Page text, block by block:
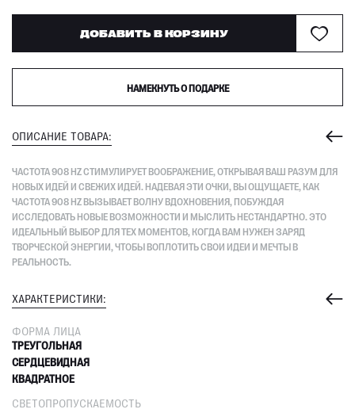
ДОБАВИТЬ В КОРЗИНУ
НАМЕКНУТЬ О ПОДАРКЕ
ОПИСАНИЕ ТОВАРА:
ЧАСТОТА 908 HZ СТИМУЛИРУЕТ ВООБРАЖЕНИЕ, ОТКРЫВАЯ ВАШ РАЗУМ ДЛЯ
НОВЫХ ИДЕЙ И СВЕЖИХ ИДЕЙ. НАДЕВАЯ ЭТИ ОЧКИ, ВЫ ОЩУЩАЕТЕ, КАК
ЧАСТОТА 908 HZ ВЫЗЫВАЕТ ВОЛНУ ВДОХНОВЕНИЯ, ПОБУЖДАЯ
ИССЛЕДОВАТЬ НОВЫЕ ВОЗМОЖНОСТИ И МЫСЛИТЬ НЕСТАНДАРТНО. ЭТО
ИДЕАЛЬНЫЙ ВЫБОР ДЛЯ ТЕХ МОМЕНТОВ, КОГДА ВАМ НУЖЕН ЗАРЯД
ТВОРЧЕСКОЙ ЭНЕРГИИ, ЧТОБЫ ВОПЛОТИТЬ СВОИ ИДЕИ И МЕЧТЫ В
РЕАЛЬНОСТЬ.
ХАРАКТЕРИСТИКИ:
ФОРМА ЛИЦА
ТРЕУГОЛЬНАЯ
СЕРДЦЕВИДНАЯ
КВАДРАТНОЕ
СВЕТОПРОПУСКАЕМОСТЬ